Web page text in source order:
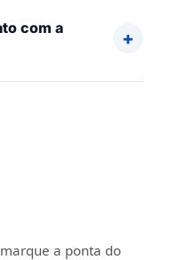
com a
a ponta do